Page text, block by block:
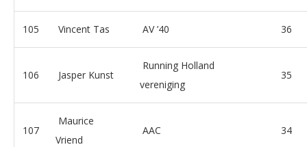
105 Vincent Tas AV ’40 36
106 Jasper Kunst
Running Holland
vereniging
35
107
Maurice
Vriend
AAC 34